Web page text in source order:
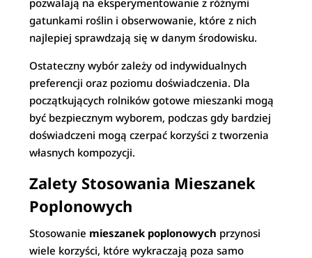
pozwalają na eksperymentowanie z różnymi
gatunkami roślin i obserwowanie, które z nich
najlepiej sprawdzają się w danym środowisku.
Ostateczny wybór zależy od indywidualnych
preferencji oraz poziomu doświadczenia. Dla
początkujących rolników gotowe mieszanki mogą
być bezpiecznym wyborem, podczas gdy bardziej
doświadczeni mogą czerpać korzyści z tworzenia
własnych kompozycji.
Zalety Stosowania Mieszanek
Poplonowych
Stosowanie mieszanek poplonowych przynosi
wiele korzyści, które wykraczają poza samo